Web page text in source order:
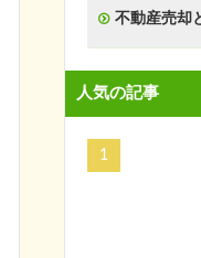
不動産売却
人気の記事